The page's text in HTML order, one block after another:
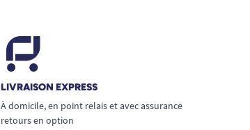
LIVRAISON EXPRESS
À domicile, en point relais et avec assurance
retours en option